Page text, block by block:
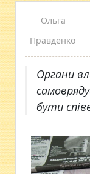
Ольга
Правденко
Органи
бути